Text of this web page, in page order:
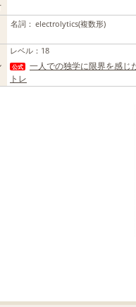
名詞： electrolytics(複数形)
レベル ： 18
公式
一人での独学に限界を感じ
トレ